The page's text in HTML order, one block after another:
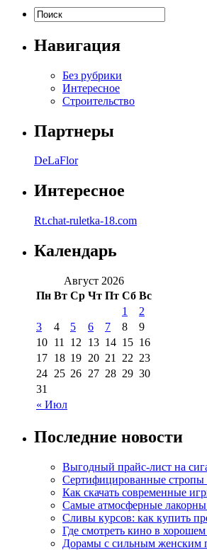
Навигация
Без рубрики
Интересное
Строительство
Партнеры
DeLaFlor
Интересное
Rt.chat-ruletka-18.com
Календарь
Август 2026
Пн Вт Ср Чт Пт Сб Вс
« Июл
1
2
3
4 5 6 7 8
9
10 11 12 13 14 15 16
17 18 19 20 21 22 23
24 25 26 27 28 29 30
31
Последние новости
Выгодный прайс-лист на
Сертифицированные
Как скачать современные
Самые атмосферные лакорны
Сливы курсов: как купить
Где смотреть кино в хорошем
Дорамы с сильным женским